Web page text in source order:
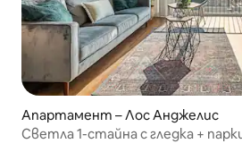
Апартамент – Лос Анджелис
Светла 1-стайна с гледка +